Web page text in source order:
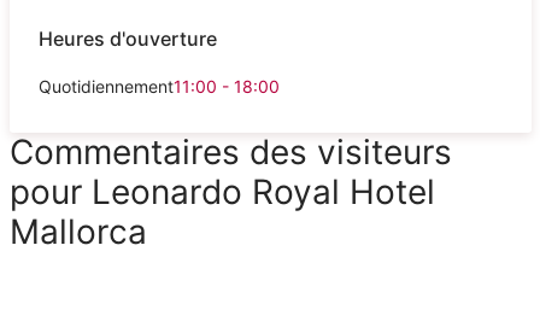
Heures d'ouverture
Quotidiennement11:00 - 18:00
Commentaires des visiteurs
pour Leonardo Royal Hotel
Mallorca